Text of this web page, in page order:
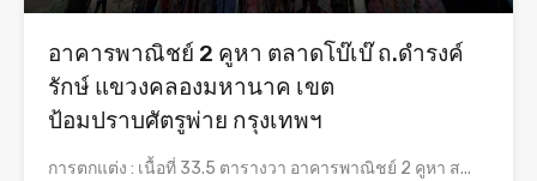
อาคารพาณิชย์ 2 คูหา ตลาดโบ๊เบ๊ ถ.ดำรงค์
รักษ์ แขวงคลองมหานาค เขต
ป้อมปราบศัตรูพ่าย กรุงเทพฯ
การตกแต่ง : เนื้อที่ 33.5 ตารางวา อาคารพาณิชย์ 2 คูหา ส...